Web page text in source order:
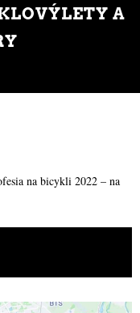
A
na bicykli 2022 – na